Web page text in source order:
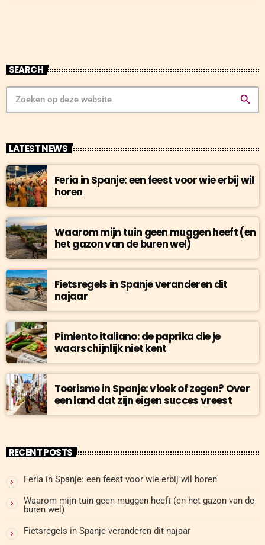
SEARCH
search
LATEST NEWS
Feria in Spanje: een feest voor wie erbij wil
horen
Waarom mijn tuin geen muggen heeft (en
het gazon van de buren wel)
Fietsregels in Spanje veranderen dit
najaar
Pimiento italiano: de paprika die je
waarschijnlijk niet kent
Toerisme in Spanje: vloek of zegen? Over
een land dat zijn eigen succes vreest
RECENT POSTS
Feria in Spanje: een feest voor wie erbij wil horen
Waarom mijn tuin geen muggen heeft (en het gazon van de
buren wel)
Fietsregels in Spanje veranderen dit najaar